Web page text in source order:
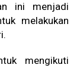
ini menjadi
melakukan
mengikuti